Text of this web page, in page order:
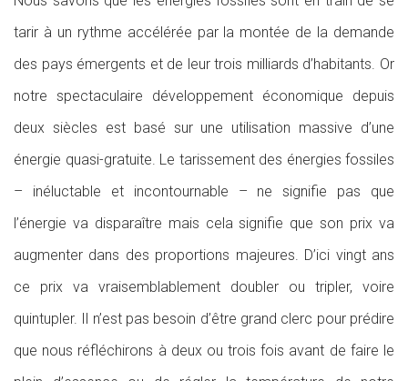
tarir à un rythme accélérée par la montée de la demande
des pays émergents et de leur trois milliards d’habitants. Or
notre spectaculaire développement économique depuis
deux siècles est basé sur une utilisation massive d’une
énergie quasi-gratuite. Le tarissement des énergies fossiles
– inéluctable et incontournable – ne signifie pas que
l’énergie va disparaître mais cela signifie que son prix va
augmenter dans des proportions majeures. D’ici vingt ans
ce prix va vraisemblablement doubler ou tripler, voire
quintupler. Il n’est pas besoin d’être grand clerc pour prédire
que nous réfléchirons à deux ou trois fois avant de faire le